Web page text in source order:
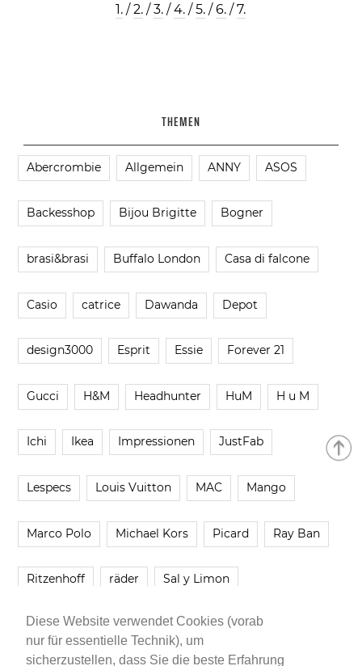
Diese Website verwendet Cookies (vorab
nur für essentielle Technik), um
sicherzustellen, dass Sie die beste Erfahrung
1. /2. /3. /4. /5. /6. /7.
THEMEN
Abercrombie Allgemein ANNY ASOS
Backesshop Bijou Brigitte Bogner
brasi&brasi Buffalo London Casa di falcone
Casio catrice Dawanda Depot
design3000 Esprit Essie Forever 21
Gucci H&M Headhunter HuM H u M
Ichi Ikea Impressionen JustFab
Lespecs Louis Vuitton MAC Mango
Marco Polo Michael Kors Picard Ray Ban
Ritzenhoff räder Sal y Limon
Smartbuyglasses smash! Steve Madden